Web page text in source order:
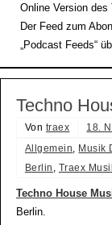
Online Version
Der Feed zum
„Podcast Feeds“
Techno
Von traex
18.
Allgemein, Musik
Berlin , Traex
Techno House
Berlin.